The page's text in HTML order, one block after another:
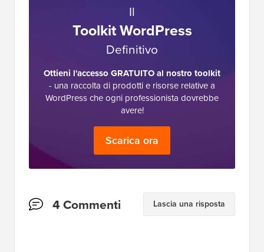
Il
Toolkit WordPress
Definitivo
Ottieni l'accesso GRATUITO al nostro toolkit
- una raccolta di prodotti e risorse relative a
WordPress che ogni professionista dovrebbe
avere!
Scarica ora
Interazioni
4 Commenti Lascia una risposta